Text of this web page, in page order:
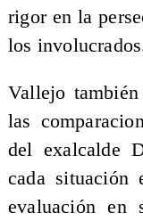
rigor en la
los
Vallejo
las
del exalcalde
cada situación
evaluación en